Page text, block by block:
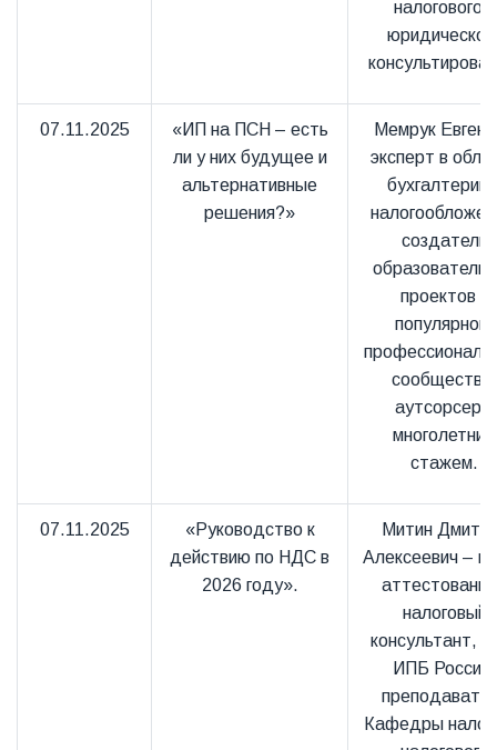
налогового и
07.11.2025
«ИП на ПСН – есть
ли у них будущее и
альтернативные
решения?»
Мемрук
эксперт в
бухгалтерии
создатель
проектов и
популярного
сообщества,
аутсорсер с
многолетним
стажем.
07.11.2025
«Руководство к
действию по НДС в
2026 году».
Митин
Алексеевич –
налоговый
консультант,
ИПБ России,
Кафедры